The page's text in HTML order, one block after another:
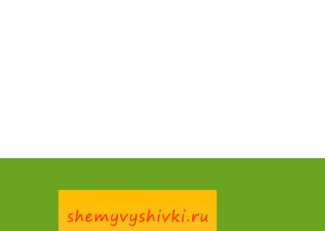
Пирог рыбный (с брюшками семги)